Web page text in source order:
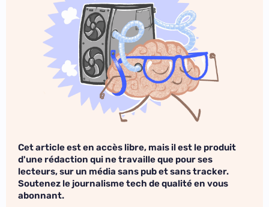
Cet article est en accès libre, mais il est le produit
d'une rédaction qui ne travaille que pour ses
lecteurs, sur un média sans pub et sans tracker.
Soutenez le journalisme tech de qualité en vous
abonnant.